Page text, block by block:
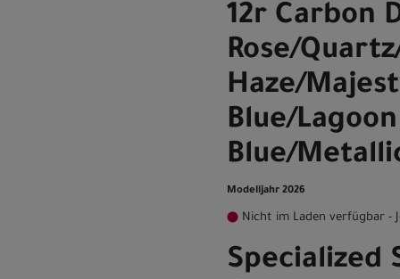
12r Carbon
Rose/
Haze/
Blue/Lagoon
Blue/
Modelljahr 2026
Nicht im Laden verfügbar -
Specialized